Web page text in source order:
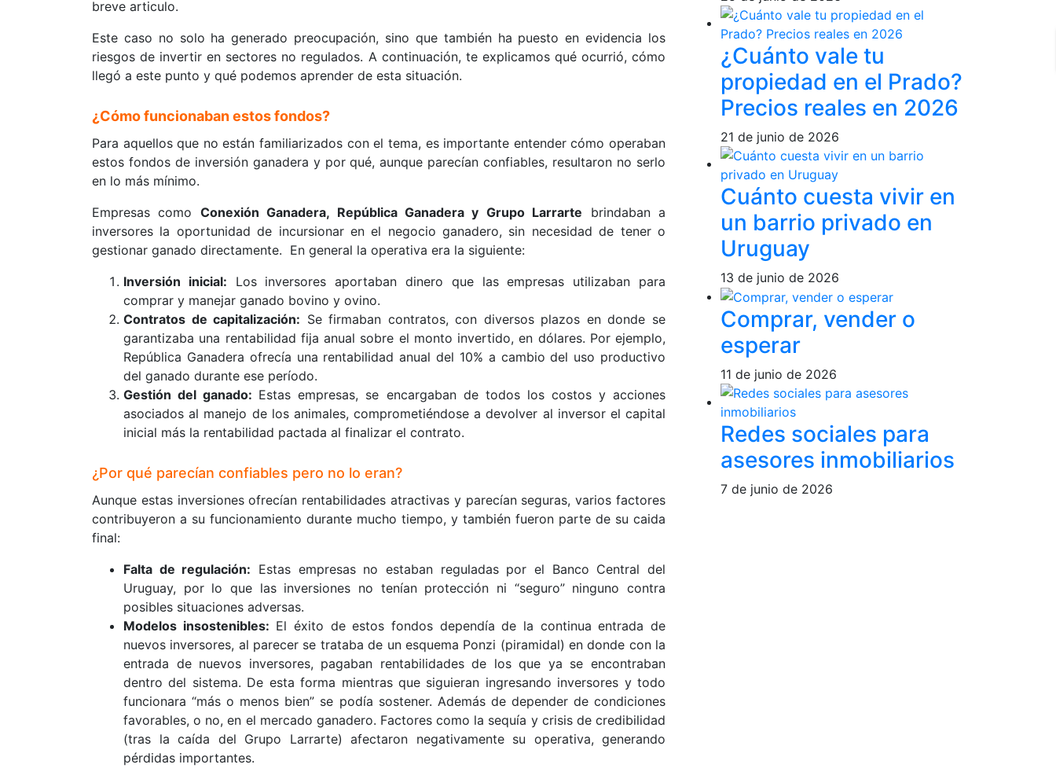
breve articulo.
Este caso no solo ha generado preocupación, sino que también ha puesto en evidencia los
riesgos de invertir en sectores no regulados. A continuación, te explicamos qué ocurrió, cómo
llegó a este punto y qué podemos aprender de esta situación.
¿Cómo funcionaban estos fondos?
Para aquellos que no están familiarizados con el tema, es importante entender cómo operaban
estos fondos de inversión ganadera y por qué, aunque parecían confiables, resultaron no serlo
en lo más mínimo.
Empresas como Conexión Ganadera, República Ganadera y Grupo Larrarte brindaban a
inversores la oportunidad de incursionar en el negocio ganadero, sin necesidad de tener o
gestionar ganado directamente. En general la operativa era la siguiente:
Inversión inicial: Los inversores aportaban dinero que las empresas utilizaban para
comprar y manejar ganado bovino y ovino.
Contratos de capitalización: Se firmaban contratos, con diversos plazos en donde se
garantizaba una rentabilidad fija anual sobre el monto invertido, en dólares. Por ejemplo,
República Ganadera ofrecía una rentabilidad anual del 10% a cambio del uso productivo
del ganado durante ese período.
Gestión del ganado: Estas empresas, se encargaban de todos los costos y acciones
asociados al manejo de los animales, comprometiéndose a devolver al inversor el capital
inicial más la rentabilidad pactada al finalizar el contrato.
¿Por qué parecían confiables pero no lo eran?
Aunque estas inversiones ofrecían rentabilidades atractivas y parecían seguras, varios factores
contribuyeron a su funcionamiento durante mucho tiempo, y también fueron parte de su caida
final:
Falta de regulación: Estas empresas no estaban reguladas por el Banco Central del
Uruguay, por lo que las inversiones no tenían protección ni “seguro” ninguno contra
posibles situaciones adversas.
Modelos insostenibles: El éxito de estos fondos dependía de la continua entrada de
nuevos inversores, al parecer se trataba de un esquema Ponzi (piramidal) en donde con la
entrada de nuevos inversores, pagaban rentabilidades de los que ya se encontraban
dentro del sistema. De esta forma mientras que siguieran ingresando inversores y todo
funcionara “más o menos bien” se podía sostener. Además de depender de condiciones
favorables, o no, en el mercado ganadero. Factores como la sequía y crisis de credibilidad
(tras la caída del Grupo Larrarte) afectaron negativamente su operativa, generando
pérdidas importantes.
¿Cuánto vale tu
propiedad en el Prado?
Precios reales en 2026
21 de junio de 2026
Cuánto cuesta vivir en
un barrio privado en
Uruguay
13 de junio de 2026
Comprar, vender o
esperar
11 de junio de 2026
Redes sociales para
asesores inmobiliarios
7 de junio de 2026